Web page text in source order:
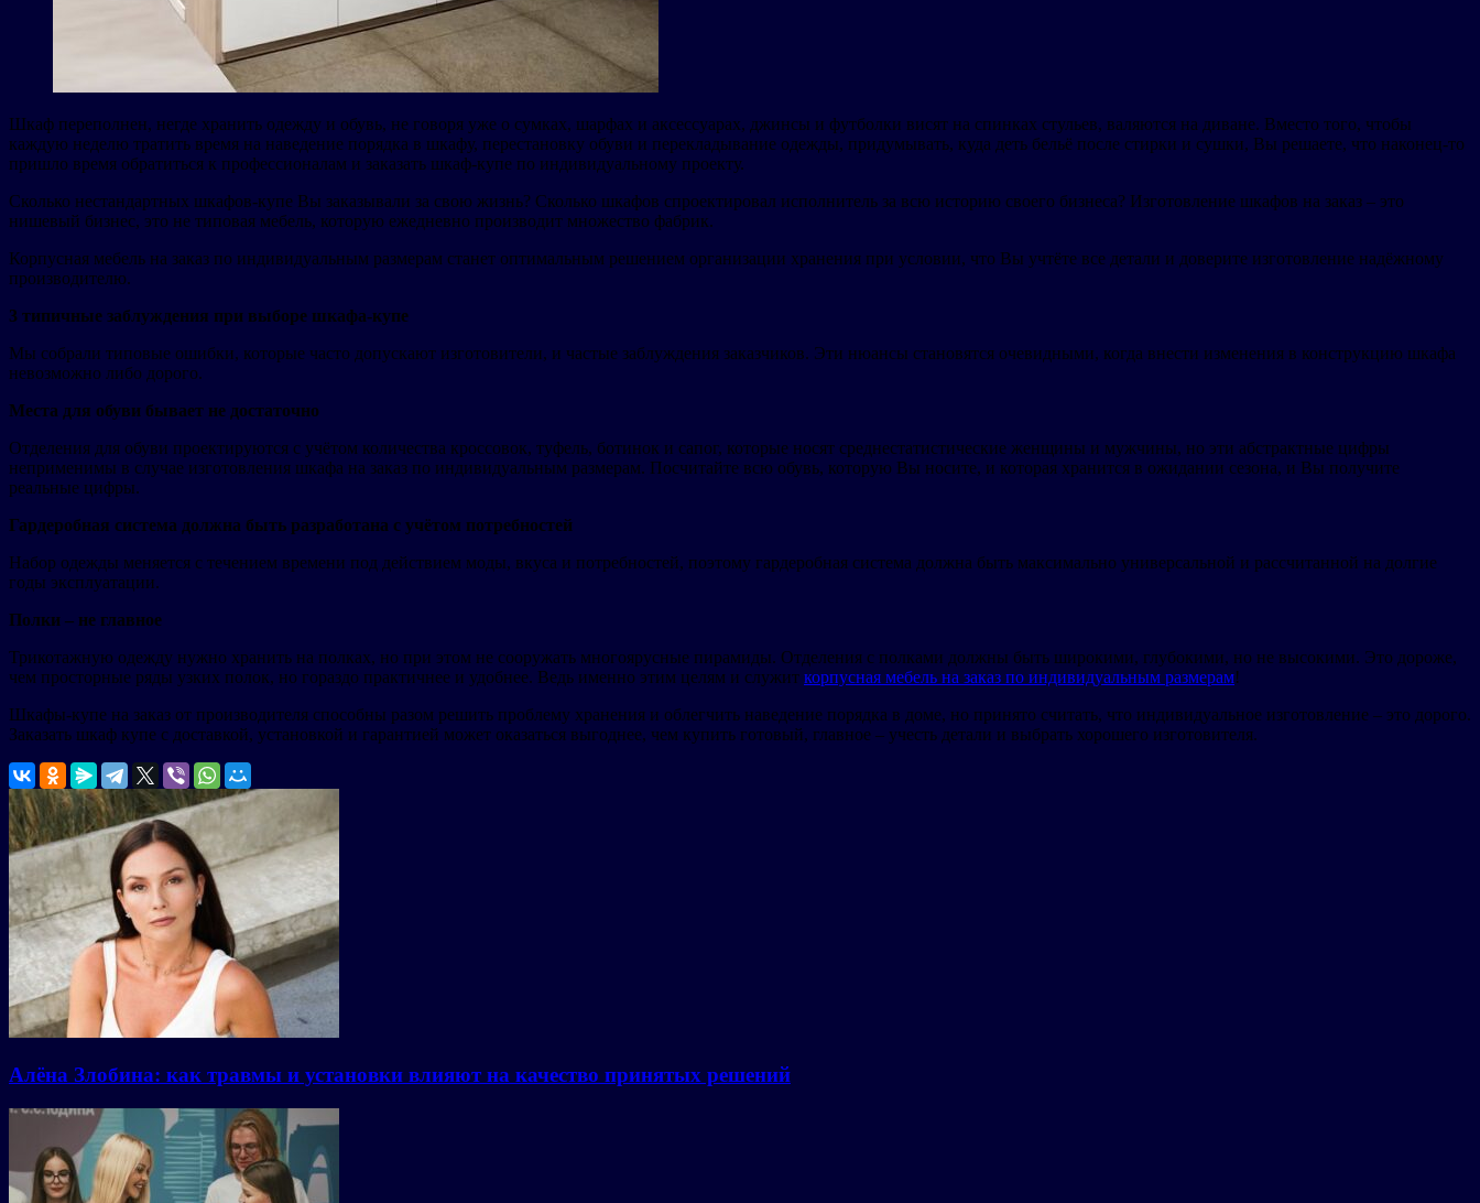
Шкаф переполнен, негде хранить одежду и обувь, не говоря уже о сумках, шарфах и аксессуарах, джинсы и футболки висят на спинках стульев, валяются на диване. Вместо того, чтобы
каждую неделю тратить время на наведение порядка в шкафу, перестановку обуви и перекладывание одежды, придумывать, куда деть бельё после стирки и сушки, Вы решаете, что наконец-то
пришло время обратиться к профессионалам и заказать шкаф-купе по индивидуальному проекту.
Сколько нестандартных шкафов-купе Вы заказывали за свою жизнь? Сколько шкафов спроектировал исполнитель за всю историю своего бизнеса? Изготовление шкафов на заказ – это
нишевый бизнес, это не типовая мебель, которую ежедневно производит множество фабрик.
Корпусная мебель на заказ по индивидуальным размерам станет оптимальным решением организации хранения при условии, что Вы учтёте все детали и доверите изготовление надёжному
производителю.
3 типичные заблуждения при выборе шкафа-купе
Мы собрали типовые ошибки, которые часто допускают изготовители, и частые заблуждения заказчиков. Эти нюансы становятся очевидными, когда внести изменения в конструкцию шкафа
невозможно либо дорого.
Места для обуви бывает не достаточно
Отделения для обуви проектируются с учётом количества кроссовок, туфель, ботинок и сапог, которые носят среднестатистические женщины и мужчины, но эти абстрактные цифры
неприменимы в случае изготовления шкафа на заказ по индивидуальным размерам. Посчитайте всю обувь, которую Вы носите, и которая хранится в ожидании сезона, и Вы получите
реальные цифры.
Гардеробная система должна быть разработана с учётом потребностей
Набор одежды меняется с течением времени под действием моды, вкуса и потребностей, поэтому гардеробная система должна быть максимально универсальной и рассчитанной на долгие
годы эксплуатации.
Полки – не главное
Трикотажную одежду нужно хранить на полках, но при этом не сооружать многоярусные пирамиды. Отделения с полками должны быть широкими, глубокими, но не высокими. Это дороже,
чем просторные ряды узких полок, но гораздо практичнее и удобнее. Ведь именно этим целям и служит корпусная мебель на заказ по индивидуальным размерам!
Шкафы-купе на заказ от производителя способны разом решить проблему хранения и облегчить наведение порядка в доме, но принято считать, что индивидуальное изготовление – это дорого.
Заказать шкаф купе с доставкой, установкой и гарантией может оказаться выгоднее, чем купить готовый, главное – учесть детали и выбрать хорошего изготовителя.
Алёна Злобина: как травмы и установки влияют на качество принятых решений